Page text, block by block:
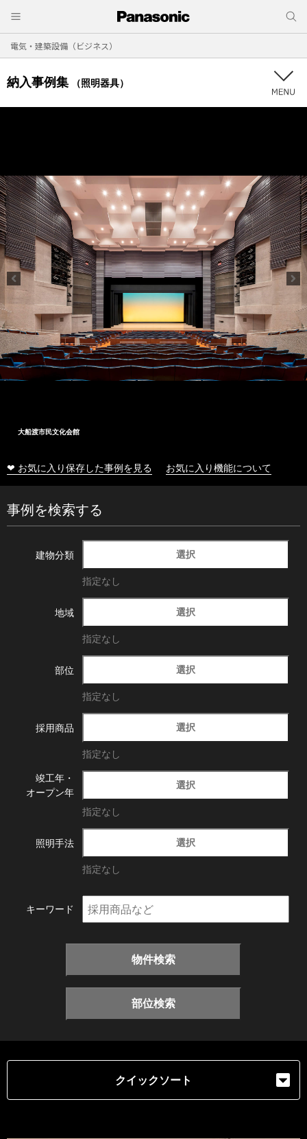
電気・建築設備（ビジネス）
納入事例集 （照明器具）
大船渡市民文化会館
❤ お気に入り保存した事例を見る お気に入り機能について
事例を検索する
建物分類 選択
指定なし
地域 選択
指定なし
部位 選択
指定なし
採用商品 選択
指定なし
竣工年・
オープン年
選択
指定なし
照明手法 選択
指定なし
キーワード
物件検索
部位検索
クイックソート